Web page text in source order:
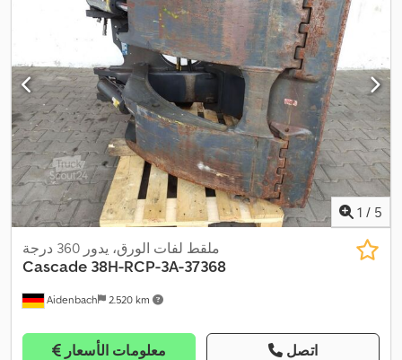
1 / 5
Aidenbach 2.520 km
ملقط لفات الورق، يدور 360 درجة
Cascade 38H-RCP-3A-37368
معلومات الأسعار اتصل